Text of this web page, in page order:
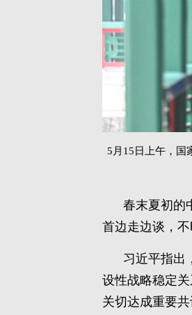
5月15日上午，国
春末夏初的
首边走边谈，
习近平指出
设性战略稳定
关切达成重要